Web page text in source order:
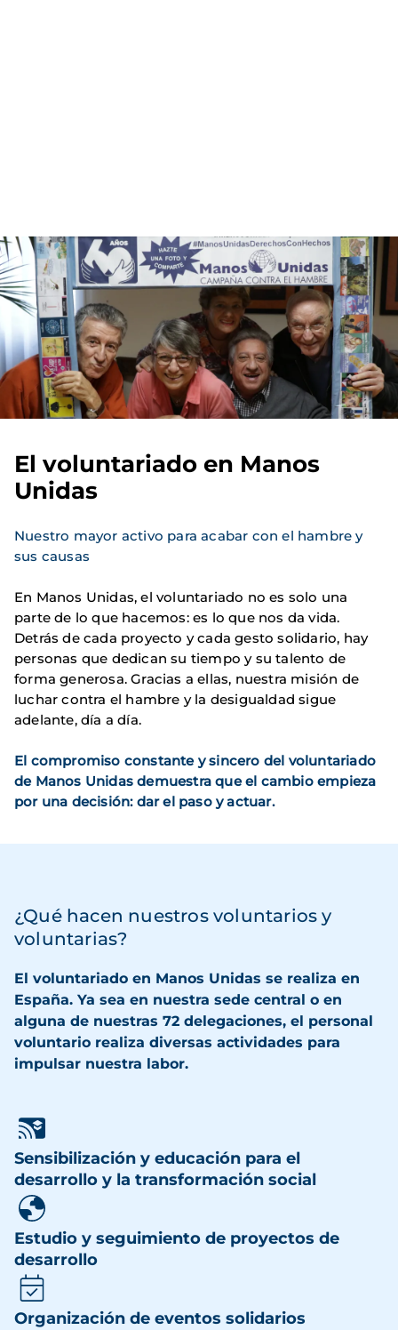
El voluntariado en Manos
Unidas
Nuestro mayor activo para acabar con el hambre y
sus causas
En Manos Unidas, el voluntariado no es solo una
parte de lo que hacemos: es lo que nos da vida.
Detrás de cada proyecto y cada gesto solidario, hay
personas que dedican su tiempo y su talento de
forma generosa. Gracias a ellas, nuestra misión de
luchar contra el hambre y la desigualdad sigue
adelante, día a día.
El compromiso constante y sincero del voluntariado
de Manos Unidas demuestra que el cambio empieza
por una decisión: dar el paso y actuar.
¿Qué hacen nuestros voluntarios y
voluntarias?
El voluntariado en Manos Unidas se realiza en
España. Ya sea en nuestra sede central o en
alguna de nuestras 72 delegaciones, el personal
voluntario realiza diversas actividades para
impulsar nuestra labor.
Sensibilización y educación para el
desarrollo y la transformación social
Estudio y seguimiento de proyectos de
desarrollo
Organización de eventos solidarios